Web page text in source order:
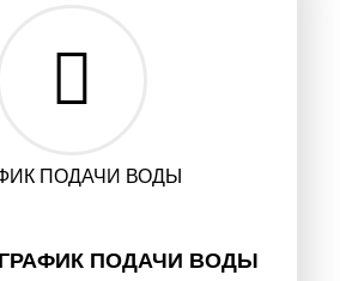
ПОДАЧИ ВОДЫ
ГРАФИК ПОДАЧИ ВОДЫ